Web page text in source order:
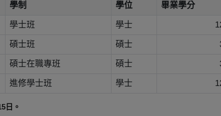
學制 學位 畢業學分
學士班 學士
碩士班 碩士
碩士在職專班 碩士
進修學士班 學士
日。